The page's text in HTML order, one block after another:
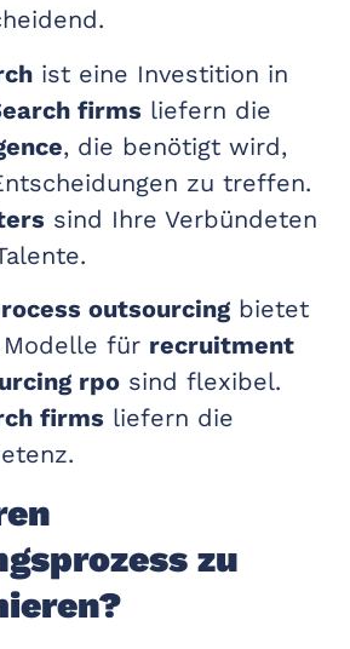
ist eine Investition in
firms liefern die
, die benötigt wird,
zu treffen.
sind Ihre Verbündeten
outsourcing bietet
für recruitment
rpo sind flexibel.
firms liefern die
zu